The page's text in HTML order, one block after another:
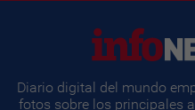
Diario digital del mundo
fotos sobre los principales